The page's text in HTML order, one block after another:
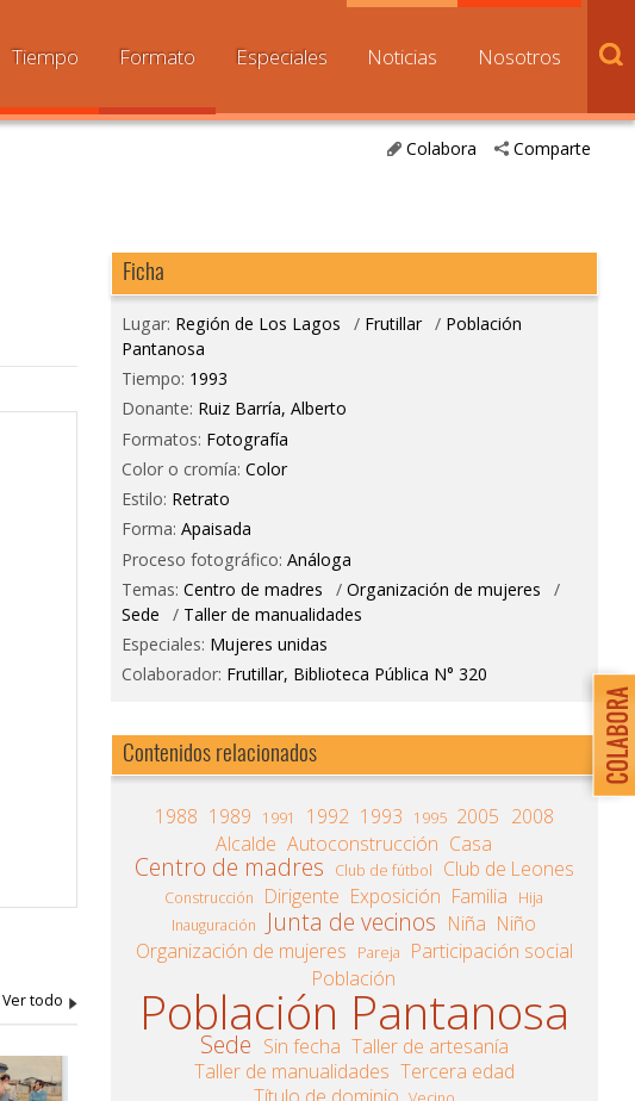
Tiempo Formato Especiales Noticias Nosotros
Comparte
Colabora
Ficha
Lugar: Región de Los Lagos / Frutillar / Población
Pantanosa
Tiempo: 1993
Donante: Ruiz Barría, Alberto
Formatos: Fotografía
Color o cromía: Color
Estilo: Retrato
Forma: Apaisada
Proceso fotográfico: Análoga
Temas: Centro de madres / Organización de mujeres
/
Sede
/ Taller de manualidades
Especiales: Mujeres unidas
Colaborador: Frutillar, Biblioteca Pública N° 320
Contenidos relacionados
1988 1989 1991 1992 1993 1995 2005 2008
Alcalde Autoconstrucción Casa
Centro de madres Club de fútbol Club de Leones
Construcción Dirigente Exposición Familia
Hija
Inauguración
Junta de vecinos Niña Niño
Organización de mujeres
Pareja
Participación social
Población
Población Pantanosa
Sede Sin fecha Taller de artesanía
Taller de manualidades Tercera edad